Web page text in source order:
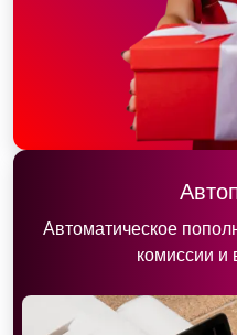
Автоматическое
комиссии и